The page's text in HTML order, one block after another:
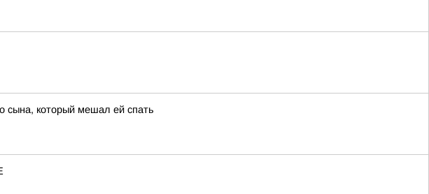
сына, который мешал ей спать